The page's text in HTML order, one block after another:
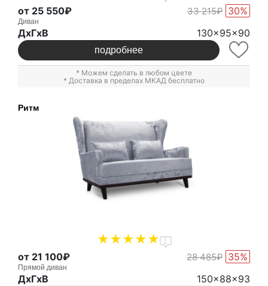
от 25 550₽ 33 215₽ 30%
Диван
ДxГxВ 130x95x90
подробнее
* Можем сделать в любом цвете
* Доставка в пределах МКАД бесплатно
Ритм
1
от 21 100₽ 28 485₽ 35%
Прямой диван
ДxГxВ 150x88x93